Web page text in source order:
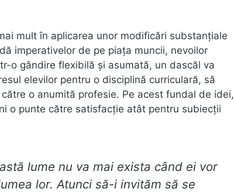
mult în aplicarea unor modificări substanțiale
imperativelor de pe piața muncii, nevoilor
o gândire flexibilă și asumată, un dascăl va
elevilor pentru o disciplină curriculară, să
o anumită profesie. Pe acest fundal de idei,
o punte către satisfacție atât pentru subiecții
lume nu va mai exista când ei vor
lor. Atunci să-i invităm să se